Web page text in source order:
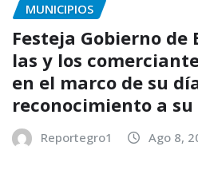
MUNICIPIOS
Festeja Gobierno de
las y los
en el marco de su
reconocimiento a
Reportegro1 Ago 8,